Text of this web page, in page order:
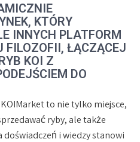
KTÓRY
INNYCH PLATFORM
FILOZOFII, ŁĄCZĄCEJ
KOI Z
DO
to nie tylko miejsce,
ryby, ale także
i wiedzy stanowi